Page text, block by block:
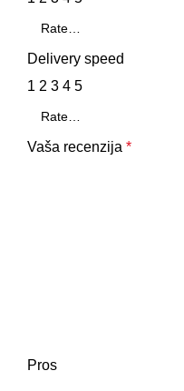
Delivery speed
1 2 3 4 5
Vaša recenzija *
Pros